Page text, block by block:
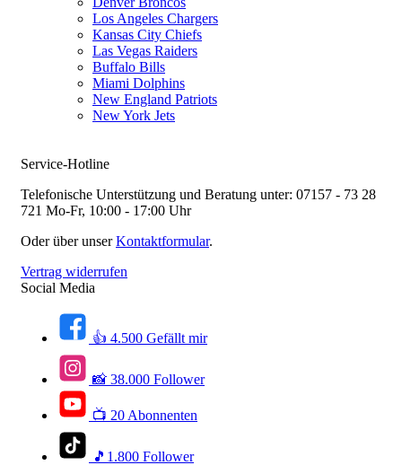
Los Angeles Chargers
Kansas City Chiefs
Las Vegas Raiders
Buffalo Bills
Miami Dolphins
New England Patriots
New York Jets
Service-Hotline
Telefonische Unterstützung und Beratung unter: 07157 - 73 28
721 Mo-Fr, 10:00 - 17:00 Uhr
Oder über unserKontaktformular.
Vertrag widerrufen
Social Media
👍 4.500 Gefällt mir
📸 38.000 Follower
📺 20 Abonnenten
🎵1.800 Follower